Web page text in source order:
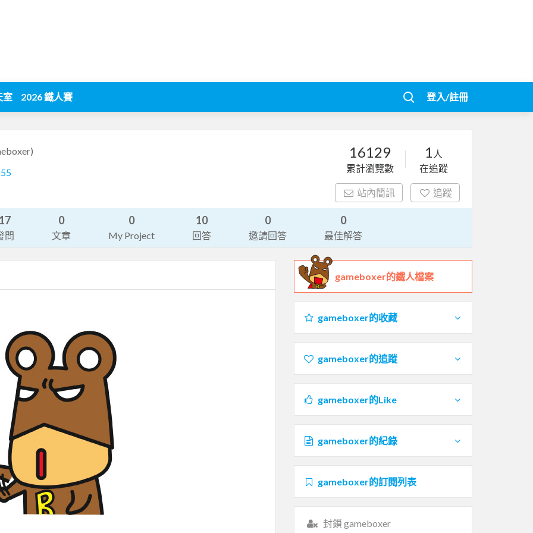
室 2026 鐵人賽 登入/註冊
16129
累計瀏覽數
1 人
在追蹤
站內簡訊 追蹤
問
0
文章
0
My Project
10
回答
0
邀請回答
0
最佳解答
gameboxer的鐵人檔案
gameboxer的收藏
gameboxer的追蹤
gameboxer的Like
gameboxer的紀錄
gameboxer的訂閱列表
封鎖 gameboxer